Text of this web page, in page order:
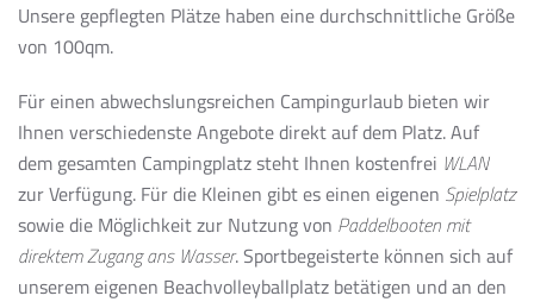
Unsere gepflegten Plätze haben eine durchschnittliche Größe
von 100qm.
Für einen abwechslungsreichen Campingurlaub bieten wir
Ihnen verschiedenste Angebote direkt auf dem Platz. Auf
dem gesamten Campingplatz steht Ihnen kostenfrei WLAN
zur Verfügung. Für die Kleinen gibt es einen eigenen Spielplatz
sowie die Möglichkeit zur Nutzung von Paddelbooten mit
direktem Zugang ans Wasser. Sportbegeisterte können sich auf
unserem eigenen Beachvolleyballplatz betätigen und an den